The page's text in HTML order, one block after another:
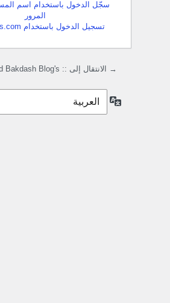
سجّل الدخول باستخدام اسم
المرور
تسجيل الدخول باستخدام WordPress.com
→ الانتقال إلى :: Ahmad Bakdash Blog's ::
اللغة